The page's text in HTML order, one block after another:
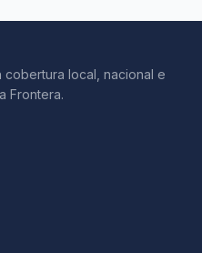
local, nacional e
Frontera.